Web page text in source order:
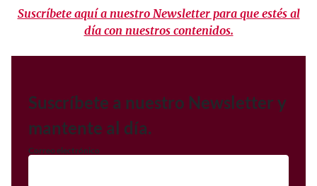
Suscríbete aquí a nuestro Newsletter para que estés al
día con nuestros contenidos.
Suscríbete a nuestro Newsletter y
mantente al día.
Correo electrónico